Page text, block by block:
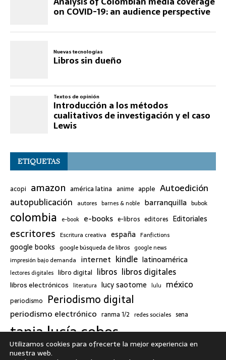
ETIQUETAS
acopi amazon américa latina anime apple Autoedición
autopublicación autores barnes & noble barranquilla bubok
colombia e-book e-books e-libros editores Editoriales
escritores Escritura creativa españa Fanfictions
google books google búsqueda de libros google news
impresión bajo demanda internet kindle latinoamérica
lectores digitales libro digital libros libros digitales
libros electrónicos literatura lucy saotome lulu méxico
periodismo Periodismo digital
periodismo electrónico ranma 1/2 redes sociales sena
tania lucía cobos twitter
Utilizamos cookies para ofrecerte la mejor experiencia en
nuestra web.